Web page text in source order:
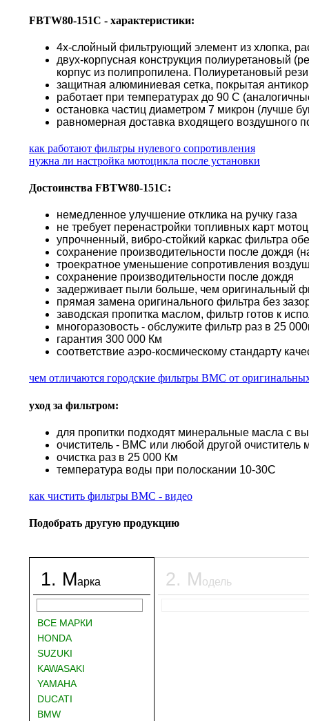
FBTW80-151C - характеристики:
4х-слойный фильтрующий элемент из хлопка,
двух-корпусная конструкция полиуретановый
корпус из полипропилена. Полиуретановый
защитная алюминиевая сетка, покрытая
работает при температурах до 90 С
остановка частиц диаметром 7 микрон (лучше
равномерная доставка входящего воздушного
как работают фильтры нулевого сопротивления
нужна ли настройка мотоцикла после установки
Достоинства FBTW80-151C:
немедленное улучшение отклика на ручку газа
не требует перенастройки топливных карт
упрочненный, вибро-стойкий каркас фильтра
сохранение производительности после дождя
троекратное уменьшение сопротивления
сохранение производительности после дождя
задерживает пыли больше, чем оригинальный
прямая замена оригинального фильтра без
заводская пропитка маслом, фильтр готов к
многоразовость - обслужите фильтр раз в 25
гарантия 300 000 Км
соответствие аэро-космическому стандарту
чем отличаются городские фильтры BMC от
уход за фильтром:
для пропитки подходят минеральные масла с
очиститель - BMC или любой другой
очистка раз в 25 000 Км
температура воды при полоскании 10-30С
как чистить фильтры BMC - видео
Подобрать другую продукцию
1. Марка
ВСЕ МАРКИ
HONDA
SUZUKI
KAWASAKI
YAMAHA
DUCATI
BMW
2. Модель